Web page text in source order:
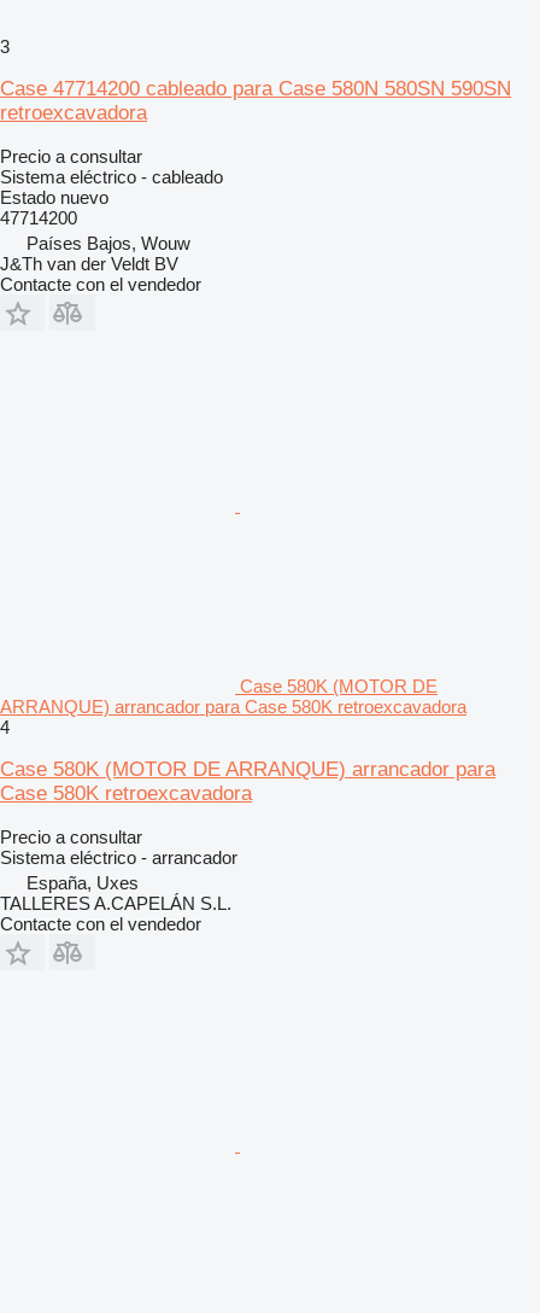
3
Case 47714200 cableado para Case 580N 580SN 590SN
retroexcavadora
Precio a consultar
Sistema eléctrico - cableado
Estado nuevo
47714200
Países Bajos, Wouw
J&Th van der Veldt BV
Contacte con el vendedor
Case 580K (MOTOR DE
ARRANQUE) arrancador para Case 580K retroexcavadora
4
Case 580K (MOTOR DE ARRANQUE) arrancador para
Case 580K retroexcavadora
Precio a consultar
Sistema eléctrico - arrancador
España, Uxes
TALLERES A.CAPELÁN S.L.
Contacte con el vendedor